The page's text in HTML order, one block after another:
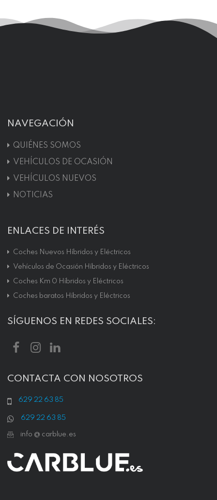
NAVEGACIÓN
QUIÉNES SOMOS
VEHÍCULOS DE OCASIÓN
VEHÍCULOS NUEVOS
NOTICIAS
ENLACES DE INTERÉS
Coches Nuevos Híbridos y Eléctricos
Vehículos de Ocasión Híbridos y Eléctricos
Coches Km 0 Híbridos y Eléctricos
Coches baratos Híbridos y Eléctricos
SÍGUENOS EN REDES SOCIALES:
CONTACTA CON NOSOTROS
629 22 63 85
629 22 63 85
info @ carblue.es